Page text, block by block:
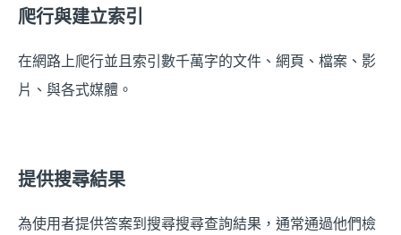
爬行與建立索引
在網路上爬行並且索引數千萬字的文件、網頁、檔案、影
片、與各式媒體。
提供搜尋結果
為使用者提供答案到搜尋搜尋查詢結果，通常通過他們檢